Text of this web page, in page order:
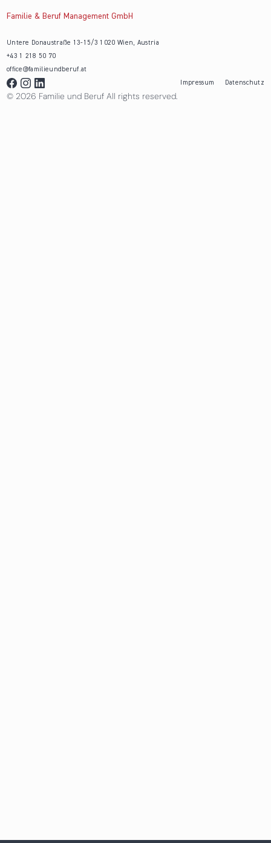
Familie & Beruf Management GmbH
Untere Donaustraße 13-15/3 1020 Wien, Austria
+43 1 218 50 70
office@familieundberuf.at
Impressum
Datenschutz
© 2026 Familie und Beruf All rights reserved.